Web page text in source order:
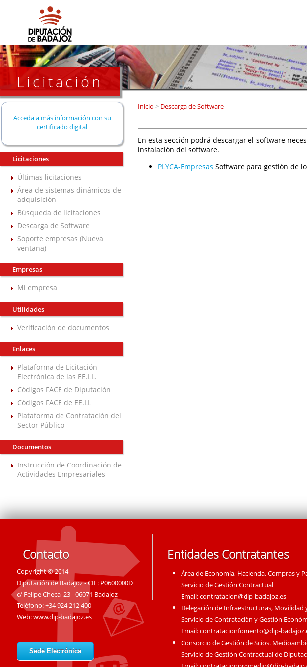
Licitación
Acceda a más información con su
certificado digital
Licitaciones
Últimas licitaciones
Área de sistemas dinámicos de
adquisición
Búsqueda de licitaciones
Descarga de Software
Soporte empresas (Nueva
ventana)
Empresas
Mi empresa
Utilidades
Verificación de documentos
Enlaces
Plataforma de Licitación
Electrónica de las EE.LL.
Códigos FACE de Diputación
Códigos FACE de EE.LL
Plataforma de Contratación del
Sector Público
Documentos
Instrucción de Coordinación de
Actividades Empresariales
Inicio >Descarga de Software
En esta sección podrá descargar el software
instalación del software.
PLYCA-Empresas Software para gestión de
Contacto
Copyright © 2014
Diputación de Badajoz - CIF: P0600000D
c/ Felipe Checa, 23 - 06071 Badajoz
Teléfono: +34 924 212 400
Web:www.dip-badajoz.es
Sede Electrónica
Entidades Contratantes
Área de Economía, Hacienda, Compras y
Servicio de Gestión Contractual
Email:contratacion@dip-badajoz.es
Delegación de Infraestructuras, Movilidad
Servicio de Contratación y Gestión
Email:contratacionfomento@dip-
Consorcio de Gestión de Scios.
Servicio de Gestión Contractual de